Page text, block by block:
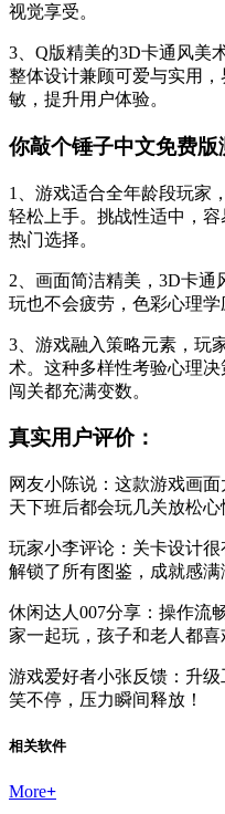
视觉享受。
3、Q版精美的3D卡通风美
整体设计兼顾可爱与实用
敏，提升用户体验。
你敲个锤子中文免费版
1、游戏适合全年龄段玩家
轻松上手。挑战性适中，
热门选择。
2、画面简洁精美，3D卡
玩也不会疲劳，色彩心理学
3、游戏融入策略元素，玩
术。这种多样性考验心理
闯关都充满变数。
真实用户评价：
网友小陈说：这款游戏画
天下班后都会玩几关放松心
玩家小李评论：关卡设计
解锁了所有图鉴，成就感满
休闲达人007分享：操作流
家一起玩，孩子和老人都喜
游戏爱好者小张反馈：升
笑不停，压力瞬间释放！
相关软件
More+